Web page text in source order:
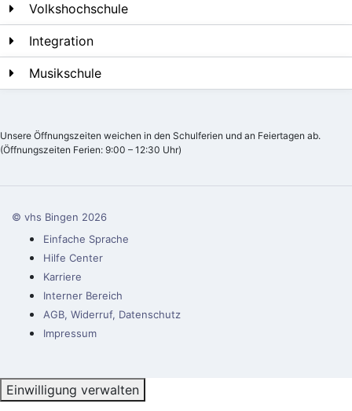
Volkshochschule
Integration
Musikschule
Unsere Öffnungszeiten weichen in den Schulferien und an Feiertagen ab.
(Öffnungszeiten Ferien: 9:00 – 12:30 Uhr)
© vhs Bingen 2026
Einfache Sprache
Hilfe Center
Karriere
Interner Bereich
AGB, Widerruf, Datenschutz
Impressum
Einwilligung verwalten